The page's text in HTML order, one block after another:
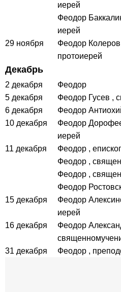
иерей
Феодор
иерей
29 ноября
Феодор Колеров
протоиерей
Декабрь
2 декабря
Феодор
5 декабря
Феодор Гусев ,
6 декабря
Феодор
10 декабря
Феодор
иерей
11 декабря
Феодор ,
Феодор ,
Феодор ,
Феодор
15 декабря
Феодор
иерей
16 декабря
Феодор
31 декабря
Феодор ,